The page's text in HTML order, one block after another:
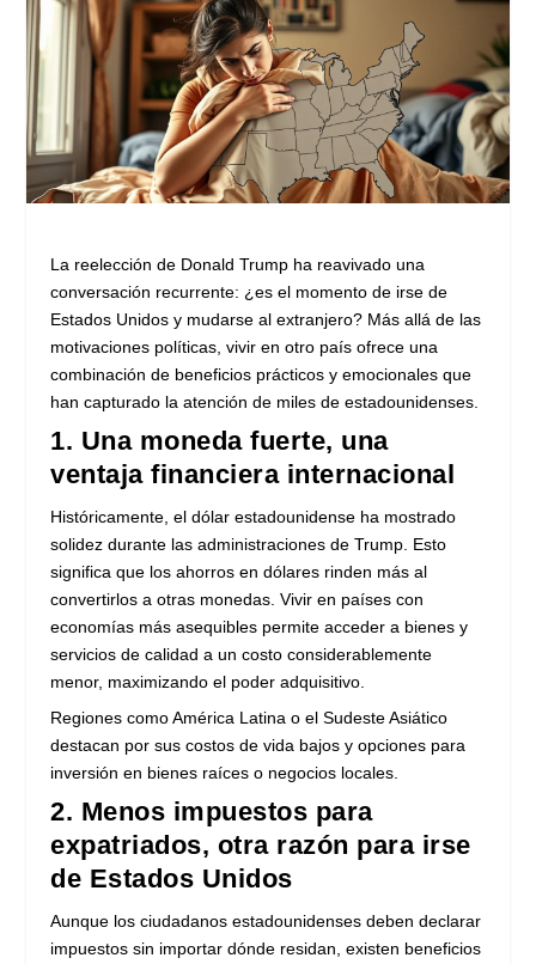
La reelección de Donald Trump ha reavivado una
conversación recurrente: ¿es el momento de irse de
Estados Unidos y mudarse al extranjero? Más allá de las
motivaciones políticas, vivir en otro país ofrece una
combinación de beneficios prácticos y emocionales que
han capturado la atención de miles de estadounidenses.
1. Una moneda fuerte, una
ventaja financiera internacional
Históricamente, el dólar estadounidense ha mostrado
solidez durante las administraciones de Trump. Esto
significa que los ahorros en dólares rinden más al
convertirlos a otras monedas. Vivir en países con
economías más asequibles permite acceder a bienes y
servicios de calidad a un costo considerablemente
menor, maximizando el poder adquisitivo.
Regiones como América Latina o el Sudeste Asiático
destacan por sus costos de vida bajos y opciones para
inversión en bienes raíces o negocios locales.
2. Menos impuestos para
expatriados, otra razón para irse
de Estados Unidos
Aunque los ciudadanos estadounidenses deben declarar
impuestos sin importar dónde residan, existen beneficios